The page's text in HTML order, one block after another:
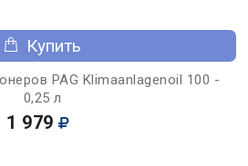
Купить
PAG Klimaanlagenoil 100 -
0,25 л
1 979